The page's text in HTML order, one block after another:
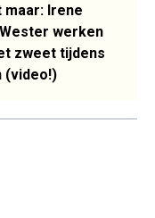
maar: Irene
werken
zweet tijdens
(video!)